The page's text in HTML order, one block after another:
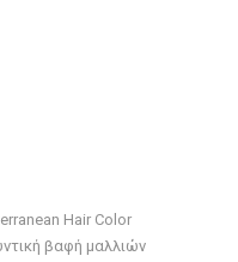
Hair Color
βαφή μαλλιών